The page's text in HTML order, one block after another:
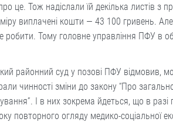
це. Тож надіслали їй декілька листів з
виплачені кошти — 43 100 гривень.
робити. Тому головне управління ПФУ в
районний суд у позові ПФУ відмовив,
чинності зміни до закону “Про
І в них зокрема йдеться, що в разі
повторного огляду медико-соціальної